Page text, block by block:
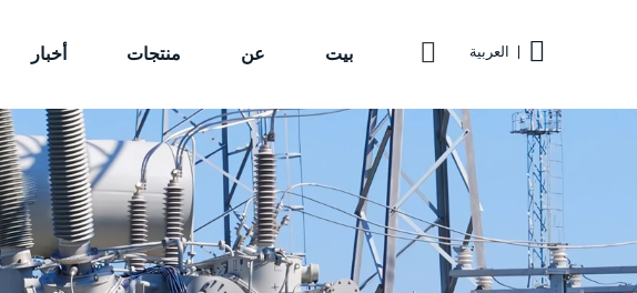
بيت عن منتجات أخبار العربية